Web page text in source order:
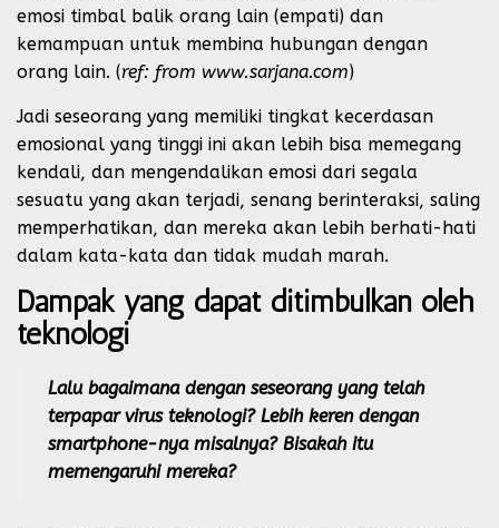
emosi timbal balik orang lain (empati) dan
kemampuan untuk membina hubungan dengan
orang lain. (ref: from www.sarjana.com)
Jadi seseorang yang memiliki tingkat kecerdasan
emosional yang tinggi ini akan lebih bisa memegang
kendali, dan mengendalikan emosi dari segala
sesuatu yang akan terjadi, senang berinteraksi, saling
memperhatikan, dan mereka akan lebih berhati-hati
dalam kata-kata dan tidak mudah marah.
Dampak yang dapat ditimbulkan oleh
teknologi
Lalu bagaimana dengan seseorang yang telah
terpapar virus teknologi? Lebih keren dengan
smartphone-nya misalnya? Bisakah itu
memengaruhi mereka?